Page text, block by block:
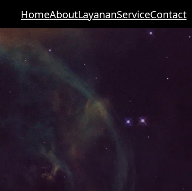
HomeAboutLayananServiceContact